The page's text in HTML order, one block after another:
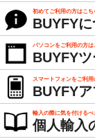
初めてご利用の方はこち
BUYFY
パソコンをご利用の方は
BUYFY
スマートフォンをご利用
BUYFY
輸入の際に気を付けるべ
個人輸入